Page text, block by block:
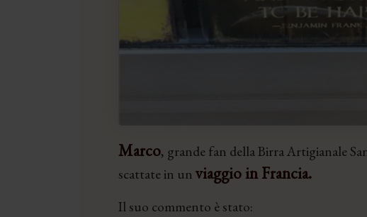
Marco, grande fan della Birra Artigianale
scattate in un viaggio in Francia.
Il suo commento è stato: